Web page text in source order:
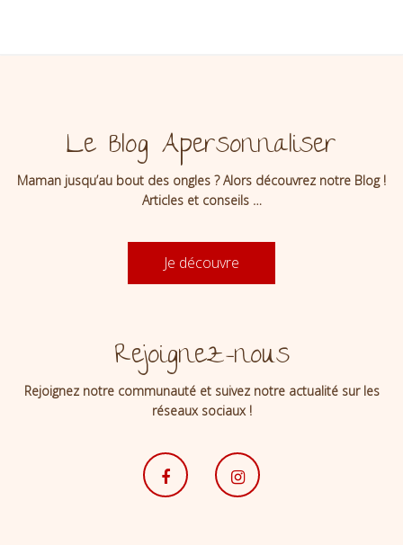
Le Blog Apersonnaliser
Maman jusqu’au bout des ongles ? Alors découvrez notre Blog !
Articles et conseils …
Je découvre
Rejoignez-nous
Rejoignez notre communauté et suivez notre actualité sur les
réseaux sociaux !